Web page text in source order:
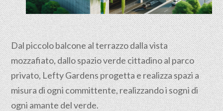
Dal piccolo balcone al terrazzo dalla vista
mozzafiato, dallo spazio verde cittadino al parco
privato, Lefty Gardens progetta e realizza spazi a
misura di ogni committente, realizzando i sogni di
ogni amante del verde.